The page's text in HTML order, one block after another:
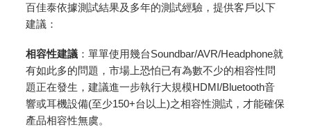
百佳泰依據測試結果及多年的測試經驗，提供客戶以下
建議：
相容性建議 ：單單使用幾台Soundbar/AVR/Headphone就
有如此多的問題，市場上恐怕已有為數不少的相容性問
題正在發生，建議進一步執行大規模HDMI/Bluetooth音
響或耳機設備(至少150+台以上)之相容性測試，才能確保
產品相容性無虞。